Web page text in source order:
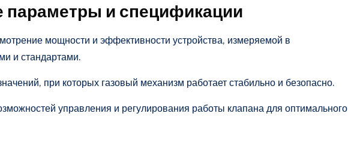
параметры и спецификации
мощности и эффективности устройства, измеряемой в
и стандартами.
при которых газовый механизм работает стабильно и безопасно.
управления и регулирования работы клапана для оптимального